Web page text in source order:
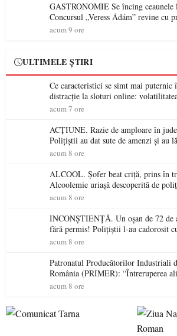
GASTRONOMIE Se încing ceaunele la Satu Mare!
Concursul „Veress Ádám” revine cu
spectaculoase, premii și un jurat de
acum 9 ore
ULTIMELE ȘTIRI
Ce caracteristici se simt mai puternic
distracție la sloturi online:
acum 7 ore
ACȚIUNE. Razie de amploare în
Polițiștii au dat sute de amenzi și au
permis într-o singură zi
acum 8 ore
ALCOOL. Șofer beat criță, prins în
Alcoolemie uriașă descoperită de
acum 8 ore
INCONȘTIENȚĂ. Un oșan de 72 de
fără permis! Polițiștii l-au cadorosit
acum 8 ore
Patronatul Producătorilor Industriali
România (PRIMER): “Întreruperea
electrică a fabricilor de medicamente
acum 8 ore